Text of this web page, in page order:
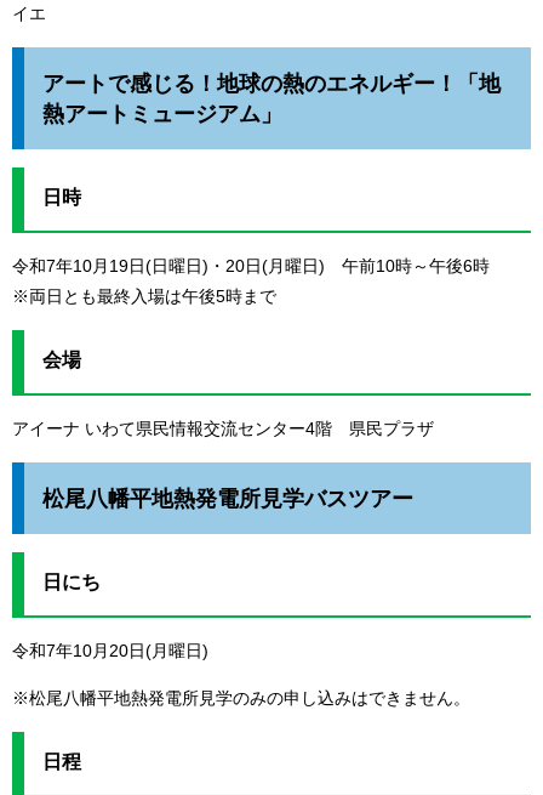
イエ
アートで感じる！地球の熱のエネルギー！「地
熱アートミュージアム」
日時
令和7年10月19日(日曜日)・20日(月曜日) 午前10時～午後6時
※両日とも最終入場は午後5時まで
会場
アイーナ いわて県民情報交流センター4階 県民プラザ
松尾八幡平地熱発電所見学バスツアー
日にち
令和7年10月20日(月曜日)
※松尾八幡平地熱発電所見学のみの申し込みはできません。
日程